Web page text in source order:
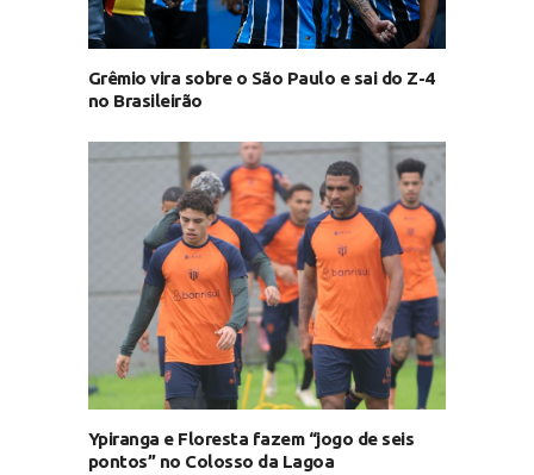
Grêmio vira sobre o São Paulo e sai do Z-4
no Brasileirão
Ypiranga e Floresta fazem “jogo de seis
pontos” no Colosso da Lagoa